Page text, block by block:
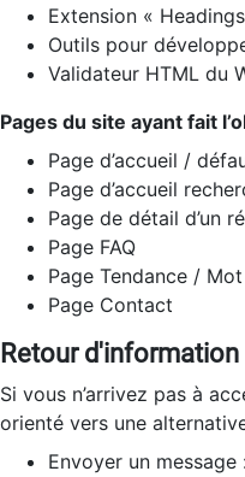
Extension «
Outils pour
Validateur HTML du
Pages du site ayant fait
Page d’accueil /
Page d’accueil
Page de détail d’un
Page FAQ
Page Tendance /
Page Contact
Retour
Si vous n’arrivez pas à
orienté vers une
Envoyer un message